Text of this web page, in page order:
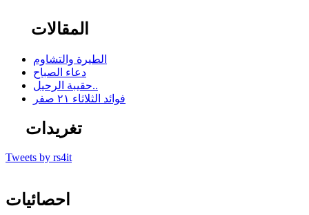
المقالات
الطيرة والتشاوم
دعاء الصباح
حقيبة الرحيل..
فوائد الثلاثاء ٢١ صفر
تغريدات
Tweets by rs4it
احصائيات